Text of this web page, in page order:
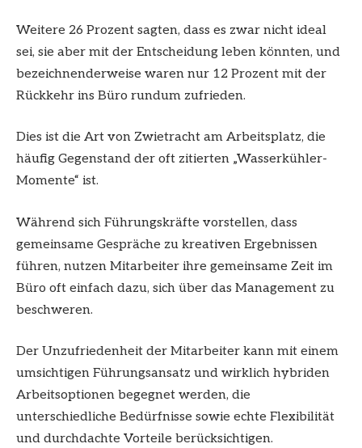
Weitere 26 Prozent sagten, dass es zwar nicht ideal
sei, sie aber mit der Entscheidung leben könnten, und
bezeichnenderweise waren nur 12 Prozent mit der
Rückkehr ins Büro rundum zufrieden.
Dies ist die Art von Zwietracht am Arbeitsplatz, die
häufig Gegenstand der oft zitierten „Wasserkühler-
Momente“ ist.
Während sich Führungskräfte vorstellen, dass
gemeinsame Gespräche zu kreativen Ergebnissen
führen, nutzen Mitarbeiter ihre gemeinsame Zeit im
Büro oft einfach dazu, sich über das Management zu
beschweren.
Der Unzufriedenheit der Mitarbeiter kann mit einem
umsichtigen Führungsansatz und wirklich hybriden
Arbeitsoptionen begegnet werden, die
unterschiedliche Bedürfnisse sowie echte Flexibilität
und durchdachte Vorteile berücksichtigen.